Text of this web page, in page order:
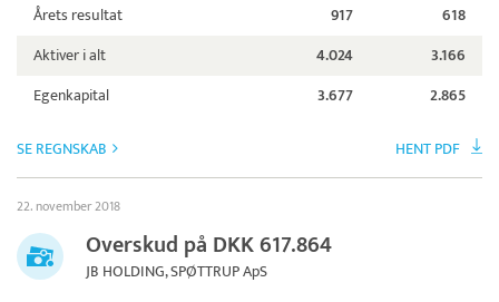
Årets resultat
917
618
Aktiver i alt
4.024
3.166
Egenkapital
3.677 2.865
SE REGNSKAB HENT PDF
22. november 2018
Overskud på DKK 617.864
JB HOLDING, SPØTTRUP ApS